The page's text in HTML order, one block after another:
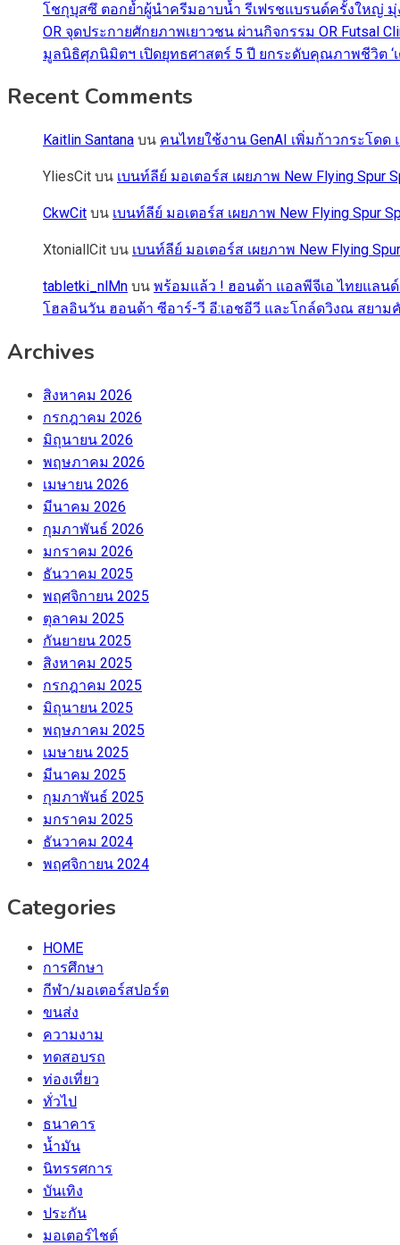
โชกุบุสซึ ตอกย้ำผู้นำครีมอาบน้ำ รีเฟรชแบรนด์ครั้งใหญ่ มุ่
OR จุดประกายศักยภาพเยาวชน ผ่านกิจกรรม OR Futsal
มูลนิธิศุภนิมิตฯ เปิดยุทธศาสตร์ 5 ปี ยกระดับคุณภาพชีวิต
Recent Comments
Kaitlin Santana บน คนไทยใช้งาน GenAI เพิ่มก้าวกระโด
YliesCit บน เบนท์ลีย์ มอเตอร์ส เผยภาพ New Flying
CkwCit บน เบนท์ลีย์ มอเตอร์ส เผยภาพ New Flying Spur
XtoniallCit บน เบนท์ลีย์ มอเตอร์ส เผยภาพ New Flying
tabletki_nlMn บน พร้อมแล้ว ! ฮอนด้า แอลพีจีเอ ไทยแลนด์
โฮลอินวัน ฮอนด้า ซีอาร์-วี อี:เอชอีวี และโกล์ดวิงณ สยา
Archives
สิงหาคม 2026
กรกฎาคม 2026
มิถุนายน 2026
พฤษภาคม 2026
เมษายน 2026
มีนาคม 2026
กุมภาพันธ์ 2026
มกราคม 2026
ธันวาคม 2025
พฤศจิกายน 2025
ตุลาคม 2025
กันยายน 2025
สิงหาคม 2025
กรกฎาคม 2025
มิถุนายน 2025
พฤษภาคม 2025
เมษายน 2025
มีนาคม 2025
กุมภาพันธ์ 2025
มกราคม 2025
ธันวาคม 2024
พฤศจิกายน 2024
Categories
HOME
การศึกษา
กีฬา/มอเตอร์สปอร์ต
ขนส่ง
ความงาม
ทดสอบรถ
ท่องเที่ยว
ทั่วไป
ธนาคาร
น้ำมัน
นิทรรศการ
บันเทิง
ประกัน
มอเตอร์ไชต์